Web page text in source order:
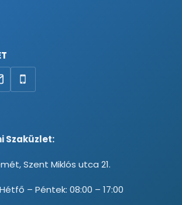
Szaküzlet:
Szent Miklós utca 21.
Hétfő – Péntek: 08:00 – 17:00